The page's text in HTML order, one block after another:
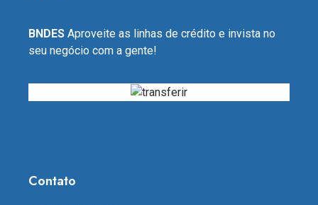
BNDES Aproveite as linhas de crédito e invista no
seu negócio com a gente!
Contato